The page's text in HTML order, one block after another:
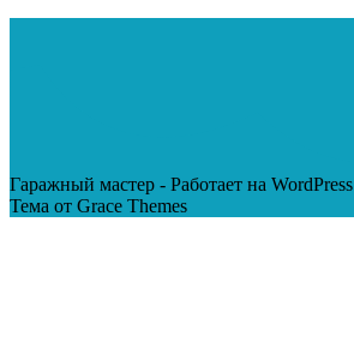
Гаражный мастер - Работает на WordPress
Тема от Grace Themes